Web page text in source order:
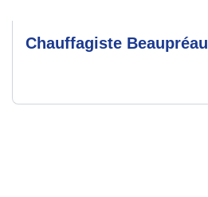
Chauffagiste Beaupréau